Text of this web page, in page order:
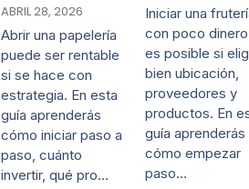
ABRIL 28, 2026
Abrir una papelería
puede ser rentable
si se hace con
estrategia. En esta
guía aprenderás
cómo iniciar paso a
paso, cuánto
invertir, qué pro…
Iniciar una
con poco dinero
es posible si
bien ubicación,
proveedores y
productos. En
guía aprenderás
cómo empezar
paso…